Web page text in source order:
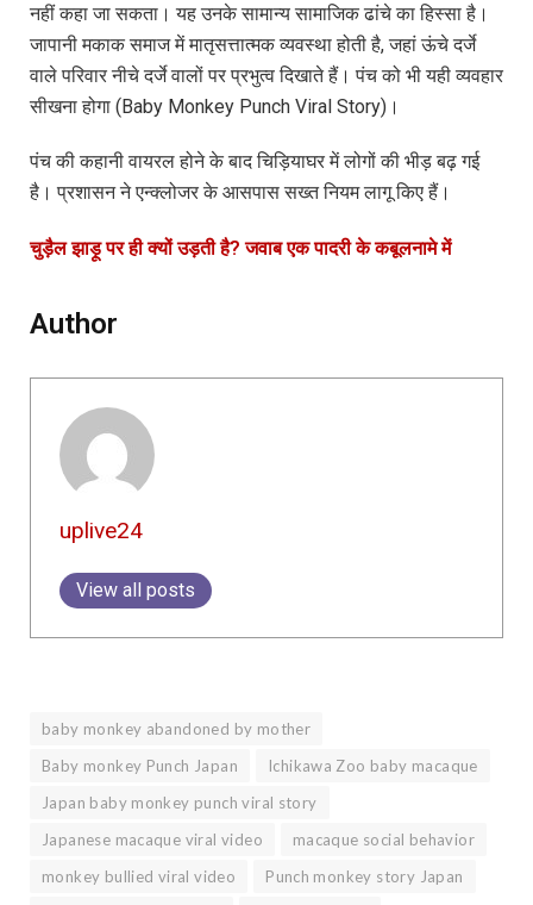
नहीं कहा जा सकता। यह उनके सामान्य सामाजिक ढांचे का हिस्सा है।
जापानी मकाक समाज में मातृसत्तात्मक व्यवस्था होती है, जहां ऊंचे दर्जे
वाले परिवार नीचे दर्जे वालों पर प्रभुत्व दिखाते हैं। पंच को भी यही व्यवहार
सीखना होगा (Baby Monkey Punch Viral Story)।
पंच की कहानी वायरल होने के बाद चिड़ियाघर में लोगों की भीड़ बढ़ गई
है। प्रशासन ने एन्क्लोजर के आसपास सख्त नियम लागू किए हैं।
चुड़ैल झाड़ू पर ही क्यों उड़ती है? जवाब एक पादरी के कबूलनामे में
Author
uplive24
View all posts
baby monkey abandoned by mother
Baby monkey Punch Japan
Ichikawa Zoo baby macaque
Japan baby monkey punch viral story
Japanese macaque viral video
macaque social behavior
monkey bullied viral video
Punch monkey story Japan